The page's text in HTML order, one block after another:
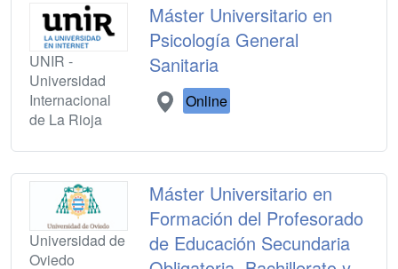
UNIR -
Universidad
Internacional
de La Rioja
Máster Universitario en
Psicología General
Sanitaria
Online
Universidad de
Oviedo
Máster Universitario en
Formación del Profesorado
de Educación Secundaria